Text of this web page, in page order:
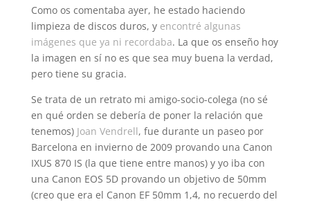
Como os comentaba ayer, he estado haciendo
limpieza de discos duros, y encontré algunas
imágenes que ya ni recordaba. La que os enseño hoy
la imagen en sí no es que sea muy buena la verdad,
pero tiene su gracia.
Se trata de un retrato mi amigo-socio-colega (no sé
en qué orden se debería de poner la relación que
tenemos) Joan Vendrell, fue durante un paseo por
Barcelona en invierno de 2009 provando una Canon
IXUS 870 IS (la que tiene entre manos) y yo iba con
una Canon EOS 5D provando un objetivo de 50mm
(creo que era el Canon EF 50mm 1,4, no recuerdo del